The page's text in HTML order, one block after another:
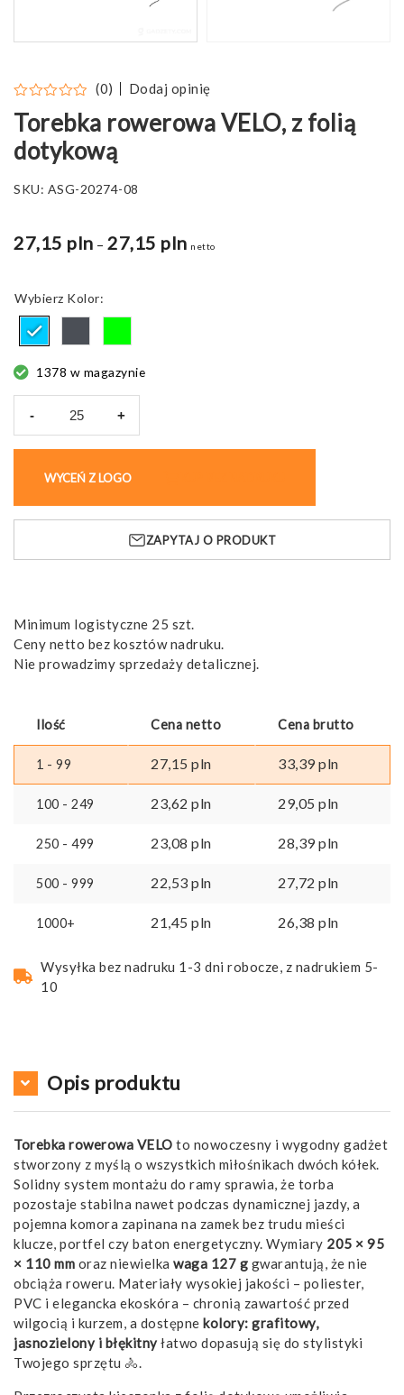
(0) Dodaj opinię
Torebka rowerowa VELO, z folią
dotykową
SKU: ASG-20274-08
27,15 pln – 27,15 plnZakres
netto
Kolor
1378 w magazynie
-
VELO,
z
folią
+
WYCEŃ Z LOGO
ZAPYTAJ O PRODUKT
Minimum logistyczne 25 szt.
Ceny netto bez kosztów nadruku.
Nie prowadzimy sprzedaży detalicznej.
Ilość Cena netto Cena brutto
1 - 99 27,15 pln 33,39pln
100 - 249 23,62 pln 29,05 pln
250 - 499 23,08 pln 28,39pln
500 - 999 22,53 pln 27,72 pln
1000+ 21,45 pln 26,38 pln
Wysyłka bez nadruku 1-3 dni robocze, z nadrukiem 5-
10
Opis produktu
Torebka rowerowa VELO to nowoczesny i wygodny gadżet
stworzony z myślą o wszystkich miłośnikach dwóch kółek.
Solidny system montażu do ramy sprawia, że torba
pozostaje stabilna nawet podczas dynamicznej jazdy, a
pojemna komora zapinana na zamek bez trudu mieści
klucze, portfel czy baton energetyczny. Wymiary 205 × 95
× 110 mm oraz niewielka waga 127 g gwarantują, że nie
obciąża roweru. Materiały wysokiej jakości – poliester,
PVC i elegancka ekoskóra – chronią zawartość przed
wilgocią i kurzem, a dostępne kolory: grafitowy,
jasnozielony i błękitnyłatwo dopasują się do stylistyki
Twojego sprzętu 🚴.